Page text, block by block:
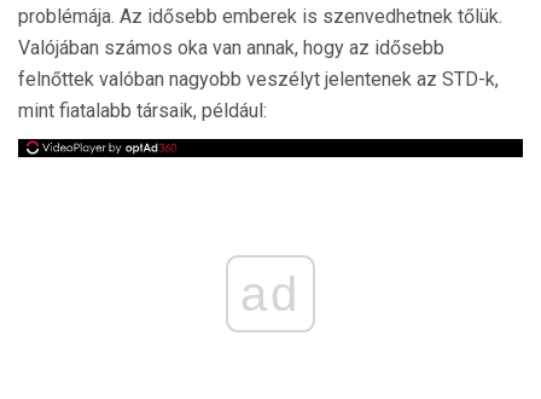
problémája. Az idősebb emberek is szenvedhetnek tőlük.
Valójában számos oka van annak, hogy az idősebb
felnőttek valóban nagyobb veszélyt jelentenek az STD-k,
mint fiatalabb társaik, például:
ad